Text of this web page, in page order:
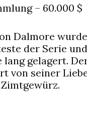
– 60.000 $
Dalmore wurde
der Serie
gelagert.
von seiner